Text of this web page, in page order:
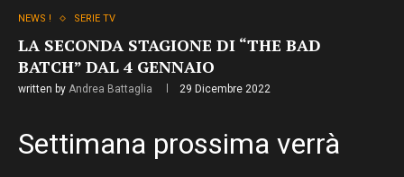
NEWS ! SERIE TV
LA SECONDA STAGIONE DI “THE BAD
BATCH” DAL 4 GENNAIO
written by Andrea Battaglia 29 Dicembre 2022
Settimana prossima verrà